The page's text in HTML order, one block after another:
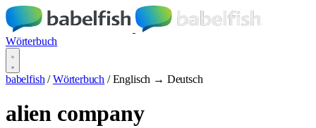
Wörterbuch
babelfish / Wörterbuch / Englisch → Deutsch
alien company